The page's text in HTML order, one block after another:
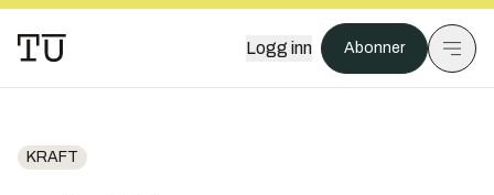
Logg inn Abonner
KRAFT